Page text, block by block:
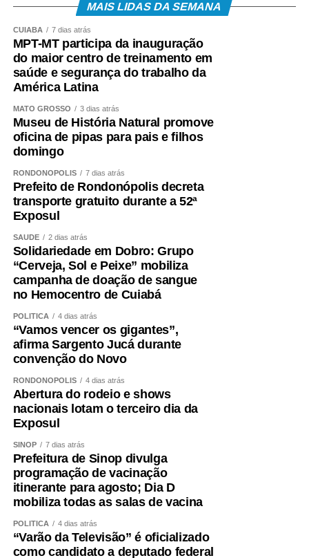
• Atendimento Caixa ao Cidadão: 0800-726-0207.
A expectativa é que, em 2026, cerca de 22,2 milhões
de trabalhadores recebam o abono salarial.
COMENTE ABAIXO:
WhatsApp
Facebook
Twitter
Messenger
LinkedIn
Share
MAIS LIDAS DA SEMANA
CUIABÁ 7 dias atrás
MPT-MT participa da inauguração
do maior centro de treinamento em
saúde e segurança do trabalho da
América Latina
MATO GROSSO 3 dias atrás
Museu de História Natural promove
oficina de pipas para pais e filhos
domingo
RONDONÓPOLIS 7 dias atrás
Prefeito de Rondonópolis decreta
transporte gratuito durante a 52ª
Exposul
SAÚDE 2 dias atrás
Solidariedade em Dobro: Grupo
“Cerveja, Sol e Peixe” mobiliza
campanha de doação de sangue
no Hemocentro de Cuiabá
POLÍTICA 4 dias atrás
“Vamos vencer os gigantes”,
afirma Sargento Jucá durante
convenção do Novo
RONDONÓPOLIS 4 dias atrás
Abertura do rodeio e shows
nacionais lotam o terceiro dia da
Exposul
SINOP 7 dias atrás
Prefeitura de Sinop divulga
programação de vacinação
itinerante para agosto; Dia D
mobiliza todas as salas de vacina
POLÍTICA 4 dias atrás
“Varão da Televisão” é oficializado
como candidato a deputado federal